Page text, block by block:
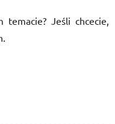
temacie? Jeśli chcecie,